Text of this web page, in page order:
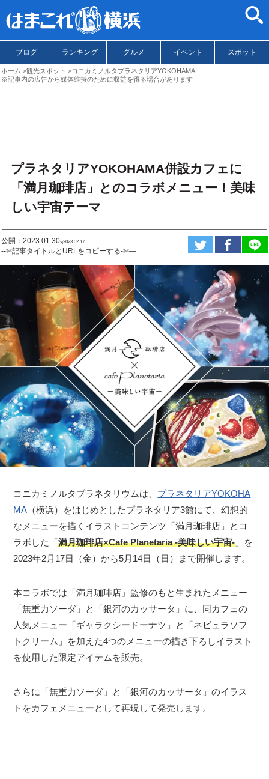
ブログ ランキング グルメ イベント スポット
ホーム 観光スポット
コニカミノルタプラネタリアYOKOHAMA
※記事内の広告から媒体維持のために収益を得る場合があります
プラネタリアYOKOHAMA併設カフェに
「満月珈琲店」とのコラボメニュー！美味
しい宇宙テーマ
公開：2023.01.30ಇ2023.02.17
--✄記事タイトルとURLをコピーする-✄—
コニカミノルタプラネタリウムは、 プラネタリアYOKOHA
MA （横浜）をはじめとしたプラネタリア3館にて、幻想的
なメニューを描くイラストコンテンツ「満月珈琲店」とコ
ラボした「満月珈琲店×Cafe Planetaria -美味しい宇宙- 」を
2023年2月17日（金）から5月14日（日）まで開催します。
本コラボでは「満月珈琲店」監修のもと生まれたメニュー
「無重力ソーダ」と「銀河のカッサータ」に、同カフェの
人気メニュー「ギャラクシードーナツ」と「ネビュラソフ
トクリーム」を加えた4つのメニューの描き下ろしイラスト
を使用した限定アイテムを販売。
さらに「無重力ソーダ」と「銀河のカッサータ」のイラス
トをカフェメニューとして再現して発売します。